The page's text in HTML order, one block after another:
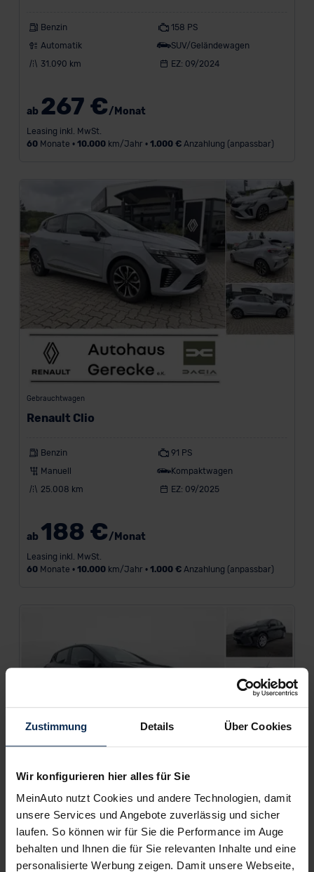
Zustimmung Details Über Cookies
Wir konfigurieren hier alles für Sie
MeinAuto nutzt Cookies und andere Technologien, damit
unsere Services und Angebote zuverlässig und sicher
laufen. So können wir für Sie die Performance im Auge
behalten und Ihnen die für Sie relevanten Inhalte und eine
personalisierte Werbung zeigen. Damit unsere Webseite,
Benzin
158 PS
Automatik
SUV/Geländewagen
31.090 km
EZ: 09/2024
ab 267 €/Monat
Leasing inkl. MwSt.
60Monate • 10.000km/Jahr • 1.000 €Anzahlung (anpassbar)
Gebrauchtwagen
Renault Clio
Benzin
91 PS
Manuell
Kompaktwagen
25.008 km
EZ: 09/2025
ab 188 €/Monat
Leasing inkl. MwSt.
60Monate • 10.000km/Jahr • 1.000 €Anzahlung (anpassbar)
Gebrauchtwagen
Renault Clio